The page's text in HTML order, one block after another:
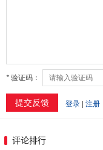
评论排行